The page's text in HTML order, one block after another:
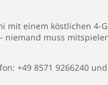
mit einem köstlichen 4-
niemand muss
+49 8571 9266240